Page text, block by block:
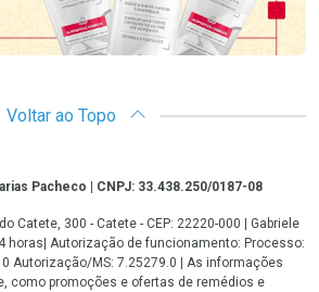
Voltar ao Topo
Pacheco | CNPJ: 33.438.250/0187-08
Catete, 300 - Catete - CEP: 22220-000 | Gabriele
horas| Autorização de funcionamento: Processo:
Autorização/MS: 7.25279.0 | As informações
como promoções e ofertas de remédios e